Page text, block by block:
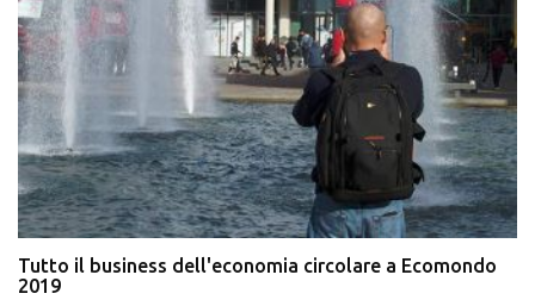
Tutto il business dell'economia circolare a Ecomondo
2019